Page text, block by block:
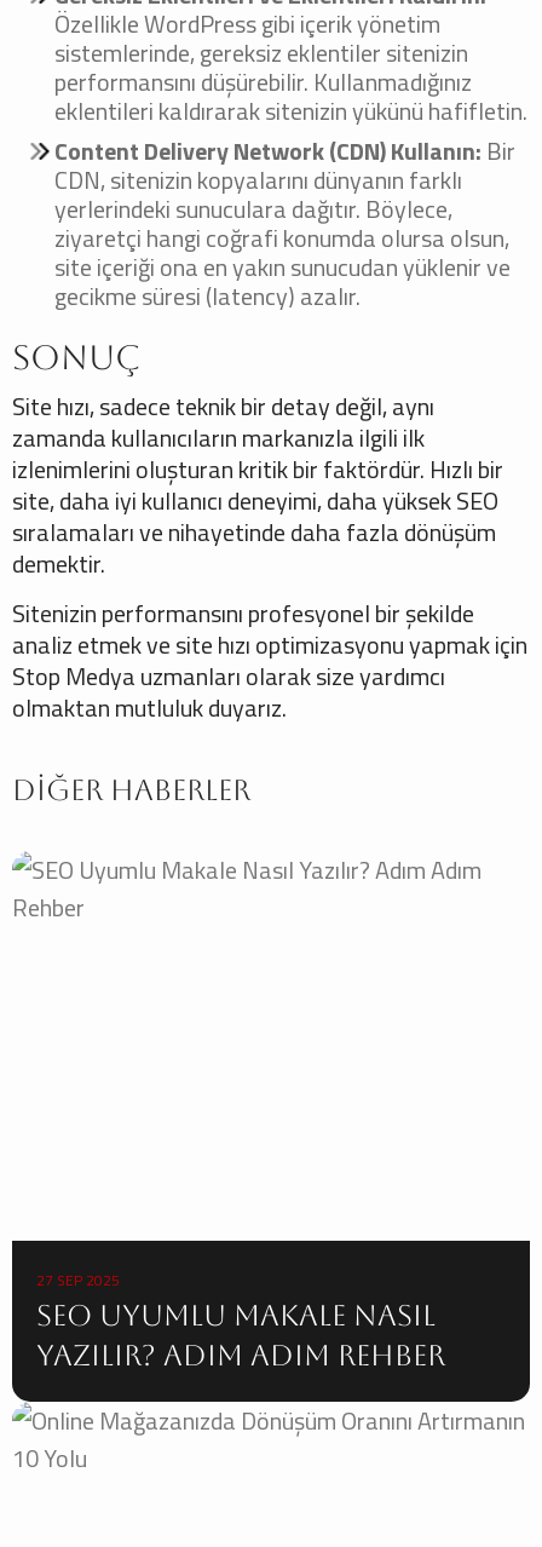
Özellikle WordPress gibi içerik yönetim
sistemlerinde, gereksiz eklentiler sitenizin
performansını düşürebilir. Kullanmadığınız
eklentileri kaldırarak sitenizin yükünü hafifletin.
Content Delivery Network (CDN) Kullanın: Bir
CDN, sitenizin kopyalarını dünyanın farklı
yerlerindeki sunuculara dağıtır. Böylece,
ziyaretçi hangi coğrafi konumda olursa olsun,
site içeriği ona en yakın sunucudan yüklenir ve
gecikme süresi (latency) azalır.
Sonuç
Site hızı, sadece teknik bir detay değil, aynı
zamanda kullanıcıların markanızla ilgili ilk
izlenimlerini oluşturan kritik bir faktördür. Hızlı bir
site, daha iyi kullanıcı deneyimi, daha yüksek SEO
sıralamaları ve nihayetinde daha fazla dönüşüm
demektir.
Sitenizin performansını profesyonel bir şekilde
analiz etmek ve site hızı optimizasyonu yapmak için
Stop Medya uzmanları olarak size yardımcı
olmaktan mutluluk duyarız.
Diğer Haberler
27 SEP 2025
SEO Uyumlu Makale Nasıl
Yazılır? Adım Adım Rehber